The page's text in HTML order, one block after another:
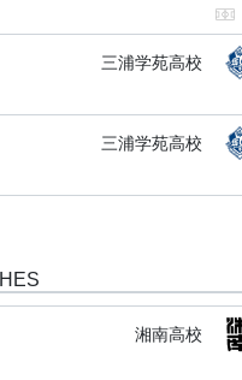
三浦学苑高校
三浦学苑高校
湘南高校